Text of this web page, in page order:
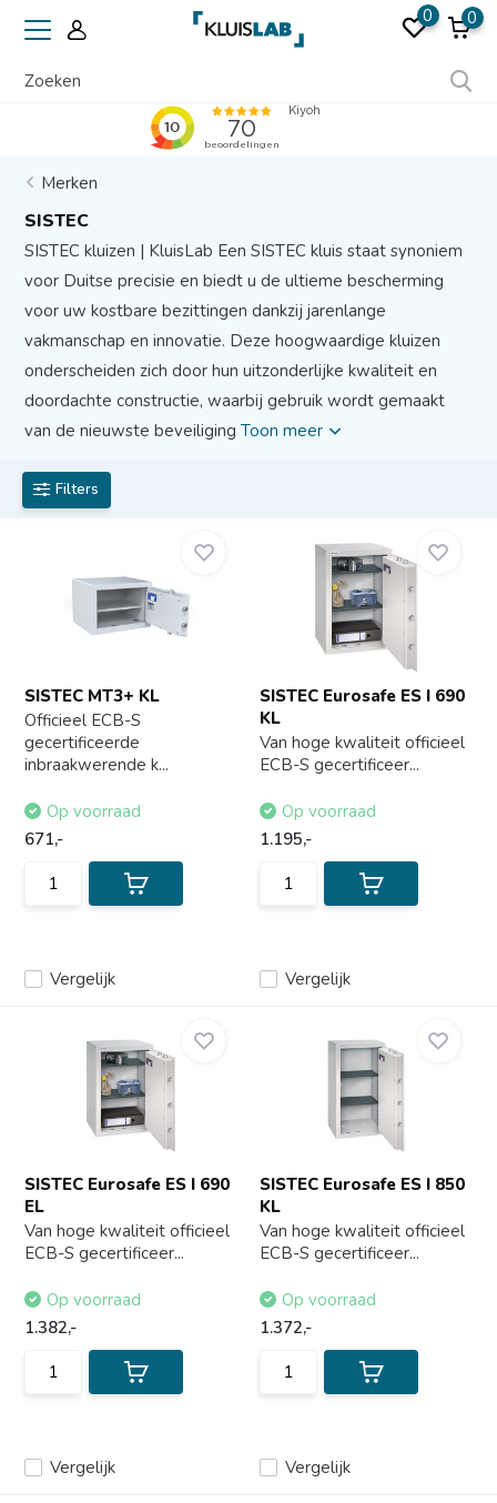
0 0
Merken
SISTEC
SISTEC kluizen | KluisLab Een SISTEC kluis staat synoniem
voor Duitse precisie en biedt u de ultieme bescherming
voor uw kostbare bezittingen dankzij jarenlange
vakmanschap en innovatie. Deze hoogwaardige kluizen
onderscheiden zich door hun uitzonderlijke kwaliteit en
doordachte constructie, waarbij gebruik wordt gemaakt
van de nieuwste beveiligingToon meer
Filters
SISTEC MT3+ KL
Officieel ECB-S
gecertificeerde
inbraakwerende k...
Vergelijk
Op voorraad
671,-
SISTEC Eurosafe ES I 690
KL
Van hoge kwaliteit officieel
ECB-S gecertificeer...
Vergelijk
Op voorraad
1.195,-
SISTEC Eurosafe ES I 690
EL
Van hoge kwaliteit officieel
ECB-S gecertificeer...
Vergelijk
Op voorraad
1.382,-
SISTEC Eurosafe ES I 850
KL
Van hoge kwaliteit officieel
ECB-S gecertificeer...
Vergelijk
Op voorraad
1.372,-